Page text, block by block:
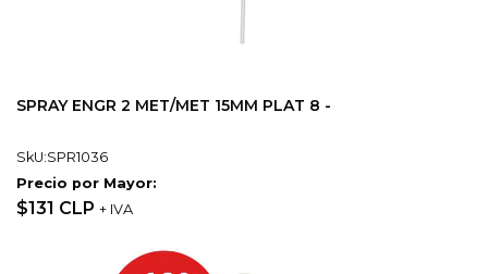
SPRAY ENGR 2 MET/MET 15MM PLAT 8 -
SkU:SPR1036
Precio por Mayor:
$131 CLP + IVA